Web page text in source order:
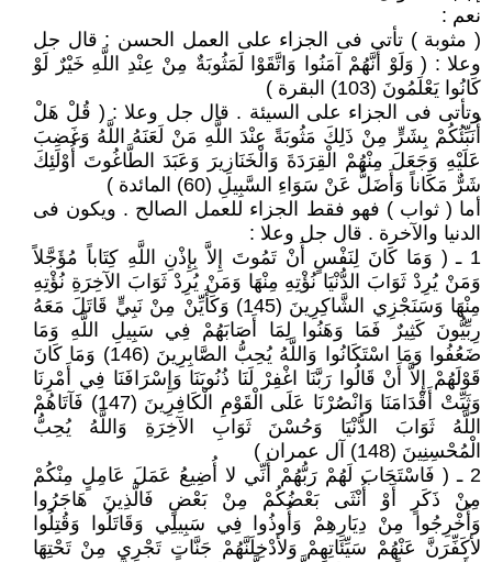
نعم :
( مثوبة ) تأتى فى الجزاء على العمل الحسن : قال جل
وعلا : ( وَلَوْ أَنَّهُمْ آمَنُوا وَاتَّقَوْا لَمَثُوبَةٌ مِنْ عِنْدِ اللَّهِ خَيْرٌ لَوْ
كَانُوا يَعْلَمُونَ (103) البقرة )
وتأتى فى الجزاء على السيئة . قال جل وعلا : ( قُلْ هَلْ
أُنَبِّئُكُمْ بِشَرٍّ مِنْ ذَلِكَ مَثُوبَةً عِنْدَ اللَّهِ مَنْ لَعَنَهُ اللَّهُ وَغَضِبَ
عَلَيْهِ وَجَعَلَ مِنْهُمْ الْقِرَدَةَ وَالْخَنَازِيرَ وَعَبَدَ الطَّاغُوتَ أُوْلَئِكَ
شَرٌّ مَكَاناً وَأَضَلُّ عَنْ سَوَاءِ السَّبِيلِ (60) المائدة )
أما ( ثواب ) فهو فقط الجزاء للعمل الصالح . ويكون فى
الدنيا والآخرة . قال جل وعلا :
1 ـ ( وَمَا كَانَ لِنَفْسٍ أَنْ تَمُوتَ إِلاَّ بِإِذْنِ اللَّهِ كِتَاباً مُؤَجَّلاً
وَمَنْ يُرِدْ ثَوَابَ الدُّنْيَا نُؤْتِهِ مِنْهَا وَمَنْ يُرِدْ ثَوَابَ الآخِرَةِ نُؤْتِهِ
مِنْهَا وَسَنَجْزِي الشَّاكِرِينَ (145) وَكَأَيِّنْ مِنْ نَبِيٍّ قَاتَلَ مَعَهُ
رِبِّيُّونَ كَثِيرٌ فَمَا وَهَنُوا لِمَا أَصَابَهُمْ فِي سَبِيلِ اللَّهِ وَمَا
ضَعُفُوا وَمَا اسْتَكَانُوا وَاللَّهُ يُحِبُّ الصَّابِرِينَ (146) وَمَا كَانَ
قَوْلَهُمْ إِلاَّ أَنْ قَالُوا رَبَّنَا اغْفِرْ لَنَا ذُنُوبَنَا وَإِسْرَافَنَا فِي أَمْرِنَا
وَثَبِّتْ أَقْدَامَنَا وَانْصُرْنَا عَلَى الْقَوْمِ الْكَافِرِينَ (147) فَآتَاهُمْ
اللَّهُ ثَوَابَ الدُّنْيَا وَحُسْنَ ثَوَابِ الآخِرَةِ وَاللَّهُ يُحِبُّ
الْمُحْسِنِينَ (148) آل عمران )
2 ـ ( فَاسْتَجَابَ لَهُمْ رَبُّهُمْ أَنِّي لا أُضِيعُ عَمَلَ عَامِلٍ مِنْكُمْ
مِنْ ذَكَرٍ أَوْ أُنْثَى بَعْضُكُمْ مِنْ بَعْضٍ فَالَّذِينَ هَاجَرُوا
وَأُخْرِجُوا مِنْ دِيَارِهِمْ وَأُوذُوا فِي سَبِيلِي وَقَاتَلُوا وَقُتِلُوا
لأكَفِّرَنَّ عَنْهُمْ سَيِّئَاتِهِمْ وَلأدْخِلَنَّهُمْ جَنَّاتٍ تَجْرِي مِنْ تَحْتِهَا